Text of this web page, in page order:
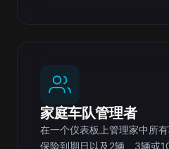
家庭车队管理者
在一个仪表板上管理家中所
保险到期日以及2辆、3辆或